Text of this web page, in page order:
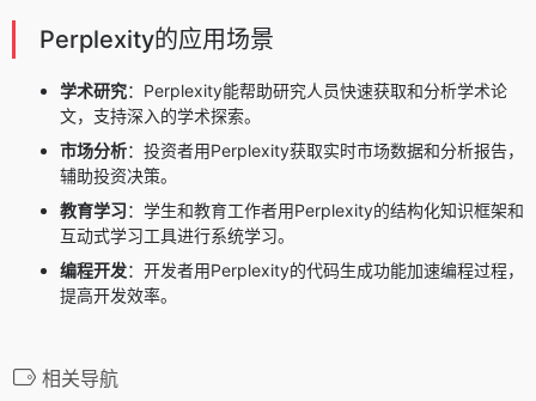
Perplexity的应用场景
学术研究：Perplexity能帮助研究人员快速获取和分析学术论
文，支持深入的学术探索。
市场分析：投资者用Perplexity获取实时市场数据和分析报告，
辅助投资决策。
教育学习：学生和教育工作者用Perplexity的结构化知识框架和
互动式学习工具进行系统学习。
编程开发：开发者用Perplexity的代码生成功能加速编程过程，
提高开发效率。
相关导航